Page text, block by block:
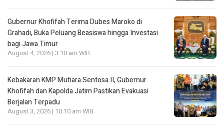
Gubernur Khofifah Terima Dubes Maroko di
Grahadi, Buka Peluang Beasiswa hingga Investasi
bagi Jawa Timur
August 4, 2026 | 3:10 am WIB
Kebakaran KMP Mutiara Sentosa II, Gubernur
Khofifah dan Kapolda Jatim Pastikan Evakuasi
Berjalan Terpadu
August 3, 2026 | 10:10 am WIB